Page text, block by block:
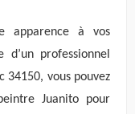
apparence à vos
professionnel
34150, vous pouvez
Juanito pour